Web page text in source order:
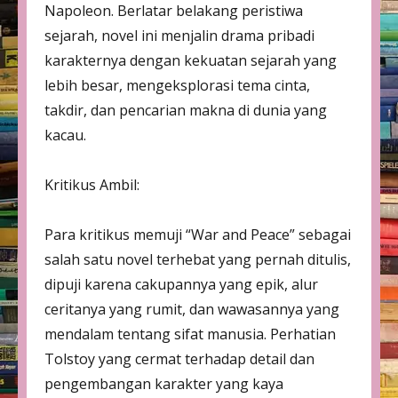
Napoleon. Berlatar belakang peristiwa
sejarah, novel ini menjalin drama pribadi
karakternya dengan kekuatan sejarah yang
lebih besar, mengeksplorasi tema cinta,
takdir, dan pencarian makna di dunia yang
kacau.
Kritikus Ambil:
Para kritikus memuji “War and Peace” sebagai
salah satu novel terhebat yang pernah ditulis,
dipuji karena cakupannya yang epik, alur
ceritanya yang rumit, dan wawasannya yang
mendalam tentang sifat manusia. Perhatian
Tolstoy yang cermat terhadap detail dan
pengembangan karakter yang kaya